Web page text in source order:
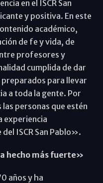
en el ISCR San
y positiva. En este
académico,
de fe y vida, de
profesores y
cumplida de dar
para llevar
a toda la gente. Por
personas que estén
experiencia
ISCR San Pablo».
hecho más fuerte»
años y ha